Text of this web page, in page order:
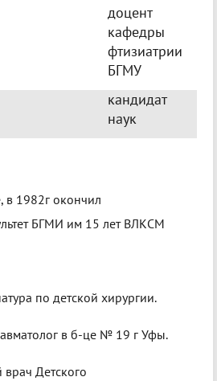
доцент
кафедры
фтизиатрии
БГМУ
кандидат
наук
1982г окончил
БГМИ им 15 лет ВЛКСМ
по детской хирургии.
в б-це № 19 г Уфы.
Детского